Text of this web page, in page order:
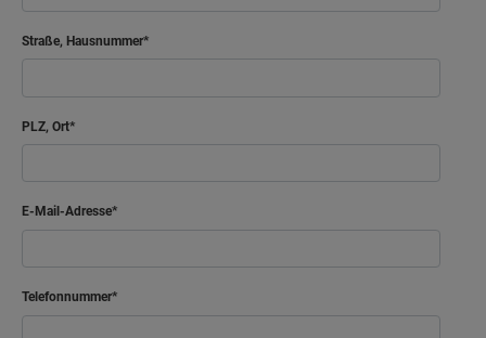
Straße, Hausnummer
PLZ, Ort
E-Mail-Adresse
Telefonnummer